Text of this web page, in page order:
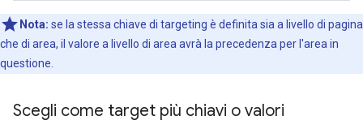
Nota: se la stessa chiave di targeting è definita sia a livello di pagina
che di area, il valore a livello di area avrà la precedenza per l'area in
questione.
Scegli come target più chiavi o valori